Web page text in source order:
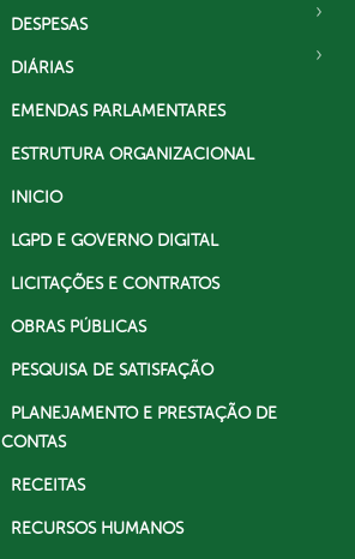
DESPESAS
DIÁRIAS
EMENDAS PARLAMENTARES
ESTRUTURA ORGANIZACIONAL
INICIO
LGPD E GOVERNO DIGITAL
LICITAÇÕES E CONTRATOS
OBRAS PÚBLICAS
PESQUISA DE SATISFAÇÃO
PLANEJAMENTO E PRESTAÇÃO DE
CONTAS
RECEITAS
RECURSOS HUMANOS